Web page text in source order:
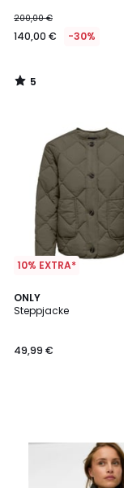
200,00 €
140,00 € -30%
5
/
10% EXTRA*
ONLY
Steppjacke
49,99 €